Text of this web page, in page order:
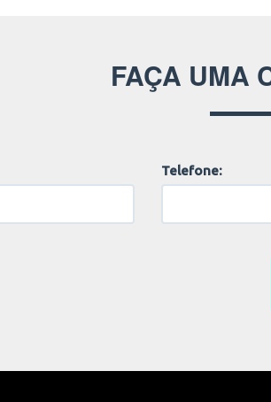
FAÇA UMA
Telefone: